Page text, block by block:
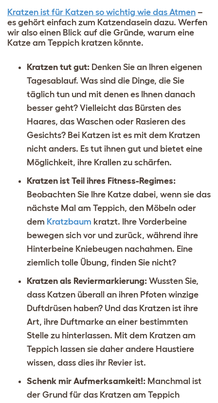
Kratzen ist für Katzen so wichtig wie das Atmen –
es gehört einfach zum Katzendasein dazu. Werfen
wir also einen Blick auf die Gründe, warum eine
Katze am Teppich kratzen könnte.
Kratzen tut gut: Denken Sie an Ihren eigenen
Tagesablauf. Was sind die Dinge, die Sie
täglich tun und mit denen es Ihnen danach
besser geht? Vielleicht das Bürsten des
Haares, das Waschen oder Rasieren des
Gesichts? Bei Katzen ist es mit dem Kratzen
nicht anders. Es tut ihnen gut und bietet eine
Möglichkeit, ihre Krallen zu schärfen.
Kratzen ist Teil ihres Fitness-Regimes:
Beobachten Sie Ihre Katze dabei, wenn sie das
nächste Mal am Teppich, den Möbeln oder
dem Kratzbaum kratzt. Ihre Vorderbeine
bewegen sich vor und zurück, während ihre
Hinterbeine Kniebeugen nachahmen. Eine
ziemlich tolle Übung, finden Sie nicht?
Kratzen als Reviermarkierung: Wussten Sie,
dass Katzen überall an ihren Pfoten winzige
Duftdrüsen haben? Und das Kratzen ist ihre
Art, ihre Duftmarke an einer bestimmten
Stelle zu hinterlassen. Mit dem Kratzen am
Teppich lassen sie daher andere Haustiere
wissen, dass dies ihr Revier ist.
Schenk mir Aufmerksamkeit!: Manchmal ist
der Grund für das Kratzen am Teppich